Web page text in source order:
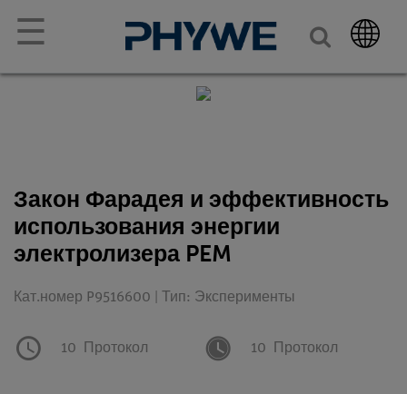
☰
Закон Фарадея и эффективность
использования энергии
электролизера PEM
Кат.номер P9516600 | Тип: Эксперименты
10 Протокол 10 Протокол